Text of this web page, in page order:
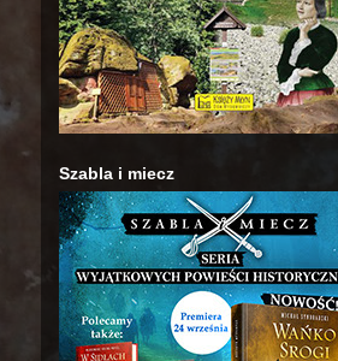
Szabla i miecz